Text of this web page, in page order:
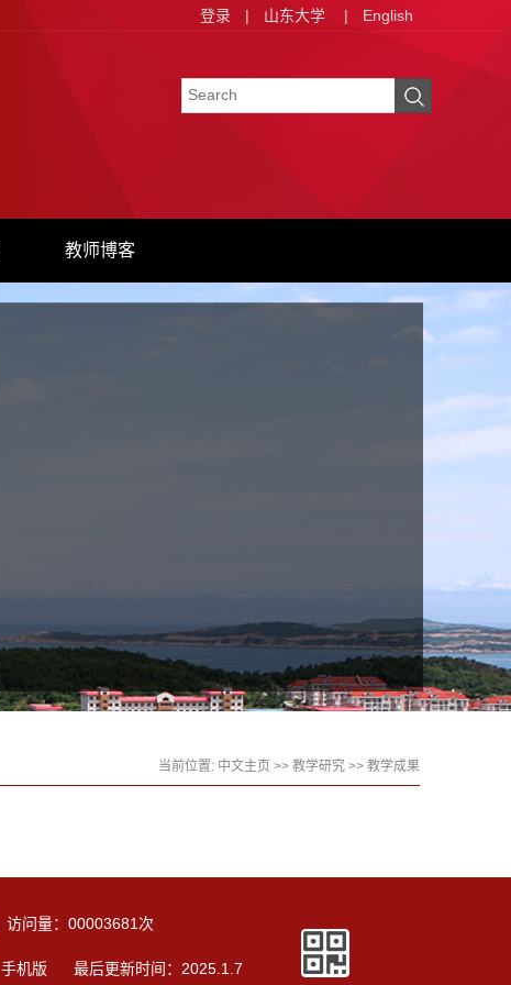
登录 | 山东大学 | English
教师博客
当前位置: 中文主页 >> 教学研究 >> 教学成果
访问量： 00003681 次
手机版 最后更新时间： 2025 1 7